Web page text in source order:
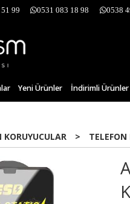
99 0531 083 18 98 0538
Yeni Ürünler İndirimli Ürünler
KORUYUCULAR > TELEFON